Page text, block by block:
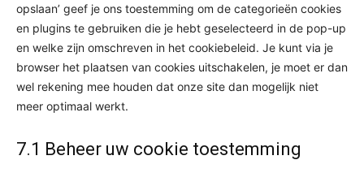
opslaan’ geef je ons toestemming om de categorieën cookies
en plugins te gebruiken die je hebt geselecteerd in de pop-up
en welke zijn omschreven in het cookiebeleid. Je kunt via je
browser het plaatsen van cookies uitschakelen, je moet er dan
wel rekening mee houden dat onze site dan mogelijk niet
meer optimaal werkt.
7.1 Beheer uw cookie toestemming